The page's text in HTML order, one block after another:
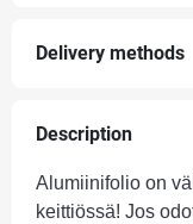
Delivery methods
Description
Alumiinifolio on
keittiössä! Jos